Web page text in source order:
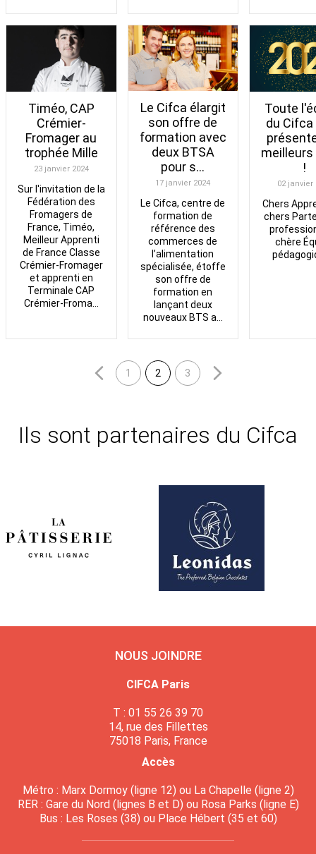
Timéo, CAP
Crémier-
Fromager au
trophée Mille
23 janvier 2024
Sur l'invitation de la
Fédération des
Fromagers de
France, Timéo,
Meilleur Apprenti
de France Classe
Crémier-Fromager
et apprenti en
Terminale CAP
Crémier-Froma...
Le Cifca élargit
son offre de
formation avec
deux BTSA
pour s...
17 janvier 2024
Le Cifca, centre de
formation de
référence des
commerces de
l’alimentation
spécialisée, étoffe
son offre de
formation en
lançant deux
nouveaux BTS a...
Toute
du Cifca
!
02 janvier
Chers
chers
chère
1 2 3
Ils sont partenaires du Cifca
NOUS JOINDRE
CIFCA Paris
T : 01 55 26 39 70
14, rue des Fillettes
75018 Paris, France
Accès
Métro : Marx Dormoy (ligne 12) ou La Chapelle (ligne 2)
RER : Gare du Nord (lignes B et D) ou Rosa Parks (ligne E)
Bus : Les Roses (38) ou Place Hébert (35 et 60)